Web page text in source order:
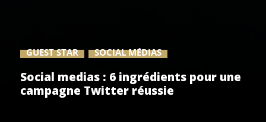
GUEST STAR SOCIAL MÉDIAS
Social medias : 6 ingrédients pour une
campagne Twitter réussie